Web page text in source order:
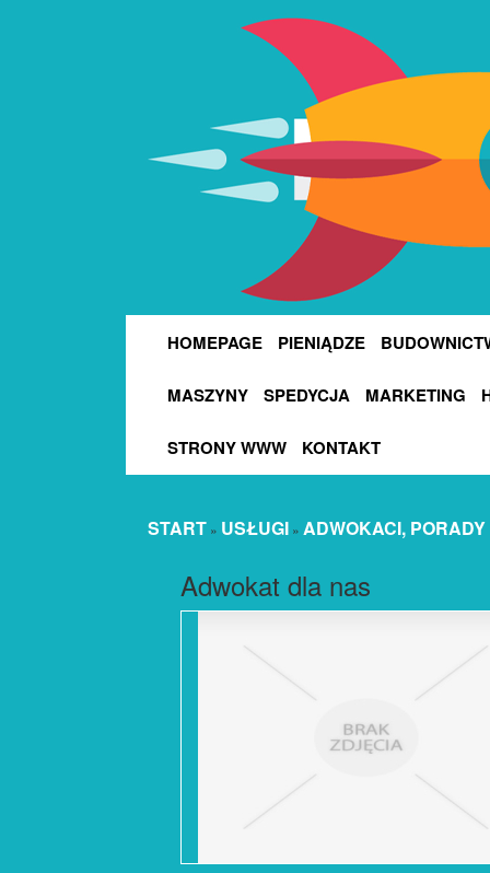
HOMEPAGE PIENIĄDZE
MASZYNY SPEDYCJA MARKETING
STRONY WWW KONTAKT
START » USŁUGI » ADWOKACI,
Adwokat dla nas